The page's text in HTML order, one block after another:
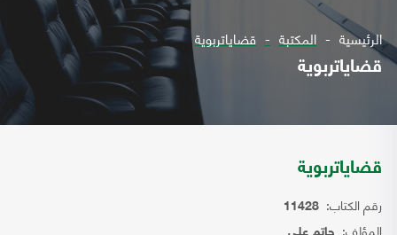
الرئيسية المكتبة قضاياتربوية
قضاياتربوية
قضاياتربوية
رقم الكتاب: 11428
المؤلف: